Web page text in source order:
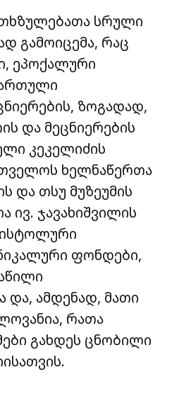
თხზულებათა სრული
გამოიცემა, რაც
ეპოქალური
ზოგადად,
და მეცნიერების
კეკელიძის
ხელნაწერთა
და თსუ მუზეუმის
ივ. ჯავახიშვილის
ფონდები,
და, ამდენად, მათი
რათა
გახდეს ცნობილი